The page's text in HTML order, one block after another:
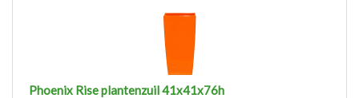
Phoenix Rise plantenzuil 41x41x76h